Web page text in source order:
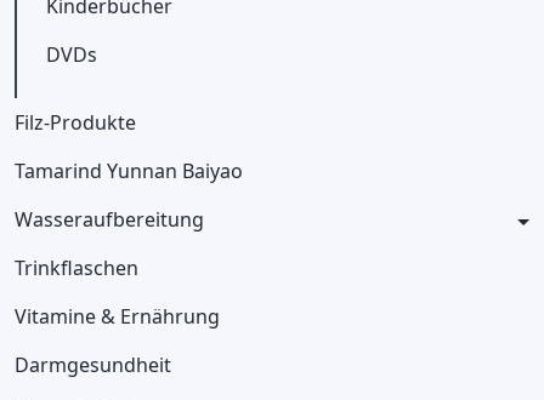
Kinderbücher
DVDs
Filz-Produkte
Tamarind Yunnan Baiyao
Wasseraufbereitung
Trinkflaschen
Vitamine & Ernährung
Darmgesundheit